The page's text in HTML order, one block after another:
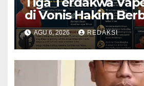
di Vonis Hakim
Oknum Pegawai
Batam Paling
AGU 6, 2026 REDAKSI